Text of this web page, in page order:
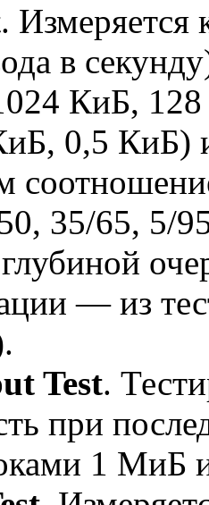
. Измеряется
в
КиБ,
0,5 КиБ)
35/65, 5/
— из
Test.
при
1 МиБ